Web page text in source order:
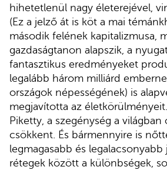
hihetetlenül nagy életerejével,
(Ez a jelző át is köt a mai
második felének kapitalizmusa,
gazdaságtanon alapszik, a
fantasztikus eredményeket
legalább három milliárd
országok népességének) is
megjavította az
Piketty, a szegénység a
csökkent. És bármennyire is
legmagasabb és
rétegek között a különbségek,